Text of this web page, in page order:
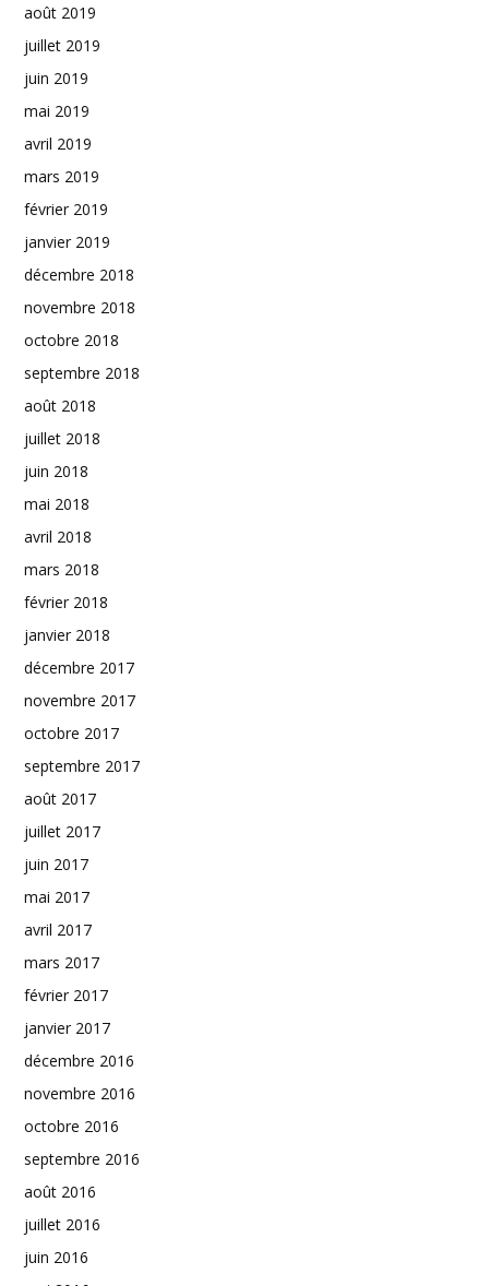
août 2019
juillet 2019
juin 2019
mai 2019
avril 2019
mars 2019
février 2019
janvier 2019
décembre 2018
novembre 2018
octobre 2018
septembre 2018
août 2018
juillet 2018
juin 2018
mai 2018
avril 2018
mars 2018
février 2018
janvier 2018
décembre 2017
novembre 2017
octobre 2017
septembre 2017
août 2017
juillet 2017
juin 2017
mai 2017
avril 2017
mars 2017
février 2017
janvier 2017
décembre 2016
novembre 2016
octobre 2016
septembre 2016
août 2016
juillet 2016
juin 2016